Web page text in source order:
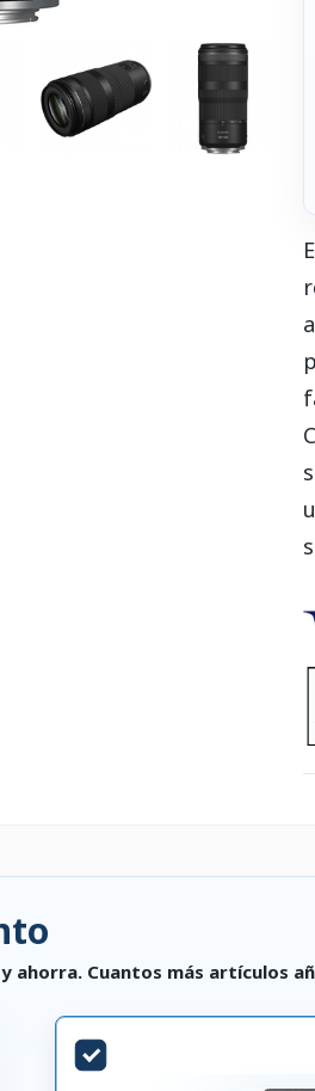
ahorra. Cuantos más artículos